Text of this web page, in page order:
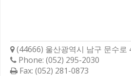
(44666) 울산광역시 남구 문수로
Phone: (052) 295-2030
Fax: (052) 281-0873